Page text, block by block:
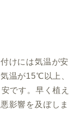
けには気温が安
温が15℃以上、
です。早く植え
影響を及ぼしま